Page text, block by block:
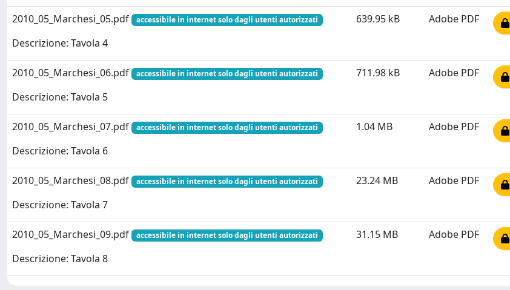
2010_05_Marchesi_05.pdf accessibile in internet solo dagli utenti autorizzati
Descrizione: Tavola 4
639.95 kB Adobe PDF
2010_05_Marchesi_06.pdf accessibile in internet solo dagli utenti autorizzati
Descrizione: Tavola 5
711.98 kB Adobe PDF
2010_05_Marchesi_07.pdf accessibile in internet solo dagli utenti autorizzati
Descrizione: Tavola 6
1.04 MB Adobe PDF
2010_05_Marchesi_08.pdf accessibile in internet solo dagli utenti autorizzati
Descrizione: Tavola 7
23.24 MB Adobe PDF
2010_05_Marchesi_09.pdf accessibile in internet solo dagli utenti autorizzati
Descrizione: Tavola 8
31.15 MB Adobe PDF